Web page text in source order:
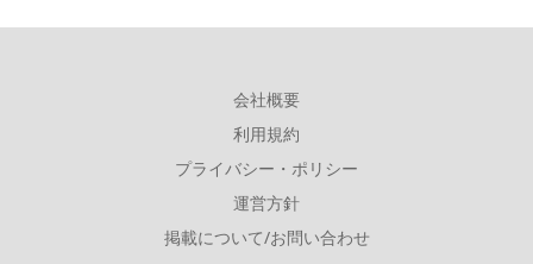
会社概要
利用規約
プライバシー・ポリシー
運営方針
掲載について/お問い合わせ